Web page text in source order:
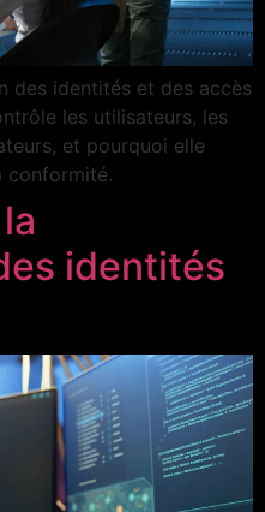
des identités et des accès
les utilisateurs, les
et pourquoi elle
conformité.
identités